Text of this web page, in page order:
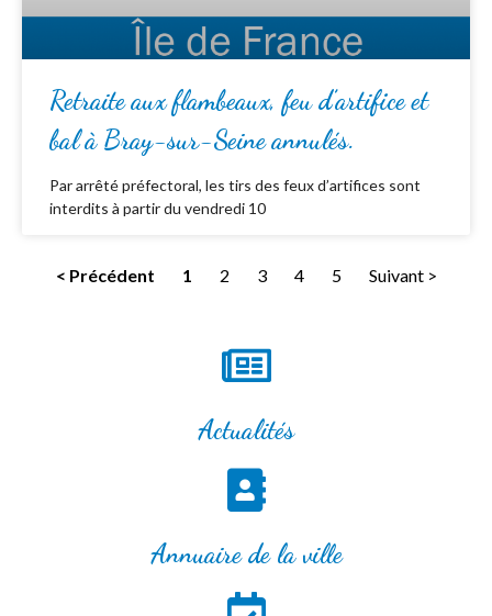
Retraite aux flambeaux, feu d’artifice et
bal à Bray-sur-Seine annulés.
Par arrêté préfectoral, les tirs des feux d’artifices sont
interdits à partir du vendredi 10
< Précédent 1 2 3 4 5 Suivant >
Actualités
Annuaire de la ville